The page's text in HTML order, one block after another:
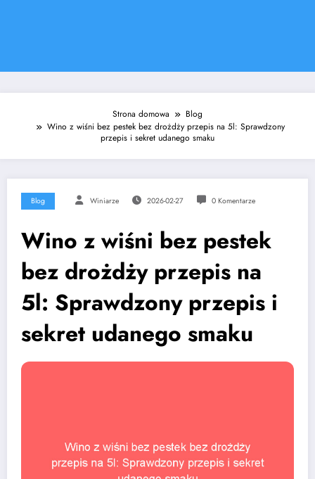
Strona domowa
Blog
Wino z wiśni bez pestek bez drożdży przepis na 5l: Sprawdzony
przepis i sekret udanego smaku
Blog Winiarze 2026-02-27 0 Komentarze
Wino z wiśni bez pestek
bez drożdży przepis na
5l: Sprawdzony przepis i
sekret udanego smaku